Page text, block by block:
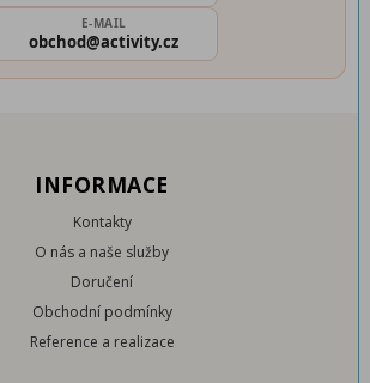
E-MAIL
obchod@activity.cz
INFORMACE
Kontakty
O nás a naše služby
Doručení
Obchodní podmínky
Reference a realizace